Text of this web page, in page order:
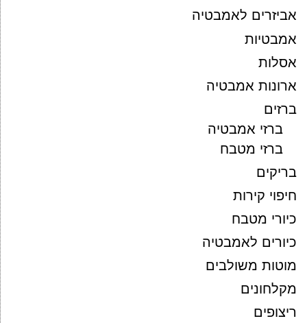
אביזרים לאמבטיה
אמבטיות
אסלות
ארונות אמבטיה
ברזים
ברזי אמבטיה
ברזי מטבח
בריקים
חיפוי קירות
כיורי מטבח
כיורים לאמבטיה
מוטות משולבים
מקלחונים
ריצופים